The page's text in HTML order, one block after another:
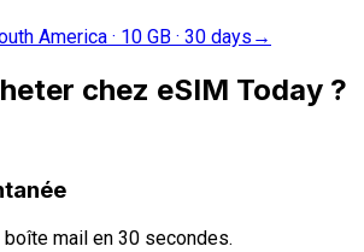
America · 10 GB · 30 days →
chez eSIM Today ?
mail en 30 secondes.